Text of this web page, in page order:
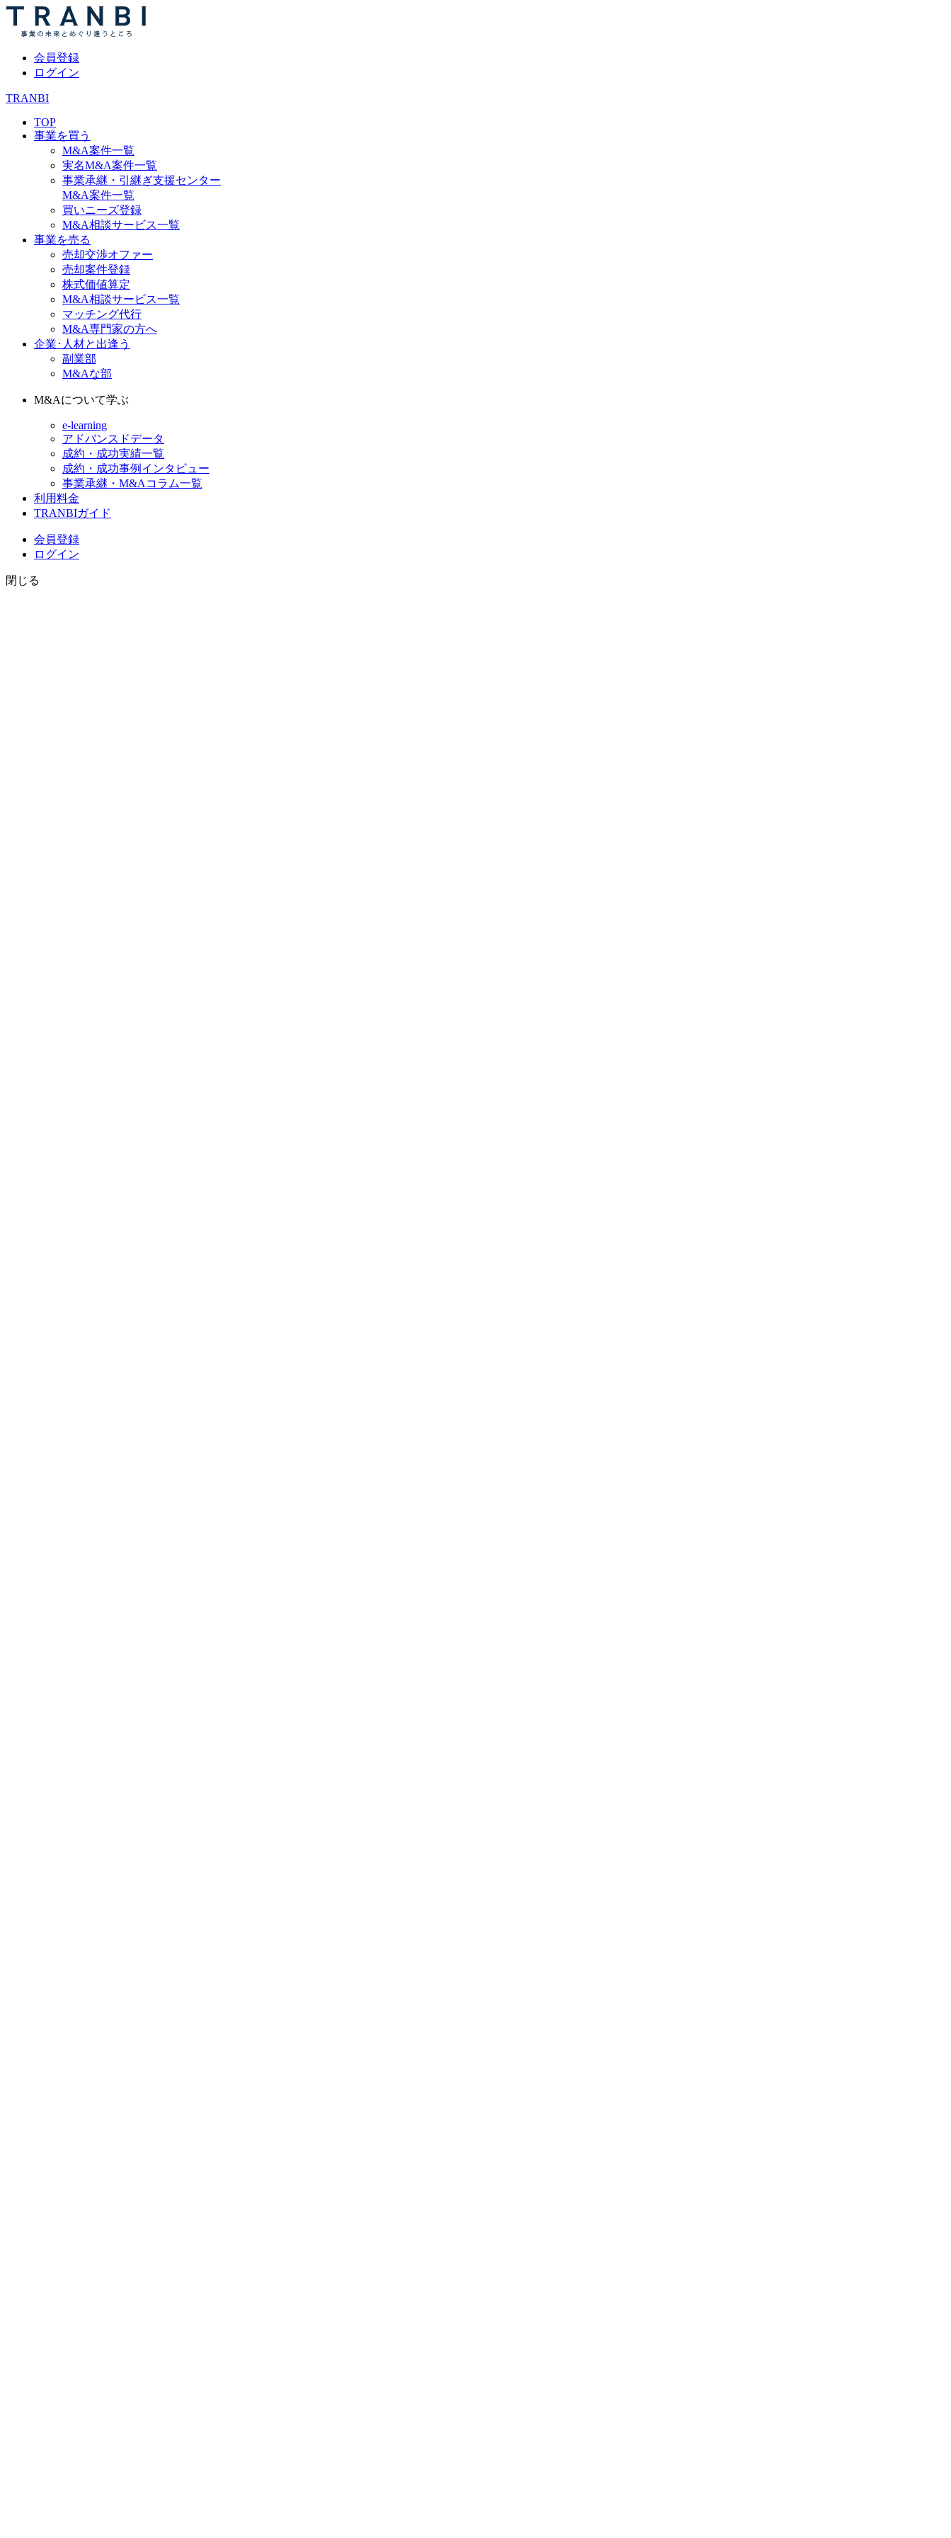
会員登録
ログイン
TRANBI
TOP
事業を買う
M&A案件一覧
実名M&A案件一覧
事業承継・引継ぎ支援センター
M&A案件一覧
買いニーズ登録
M&A相談サービス一覧
事業を売る
売却交渉オファー
売却案件登録
株式価値算定
M&A相談サービス一覧
マッチング代行
M&A専門家の方へ
企業･人材と出逢う
副業部
M&Aな部
M&Aについて学ぶ
e-learning
アドバンスドデータ
成約・成功実績一覧
成約・成功事例インタビュー
事業承継・M&Aコラム一覧
利用料金
TRANBIガイド
会員登録
ログイン
閉じる